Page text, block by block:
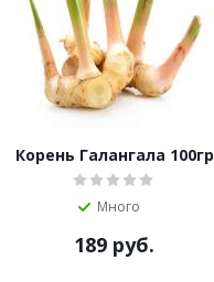
Корень Галангала 100гр
Много
189 руб.